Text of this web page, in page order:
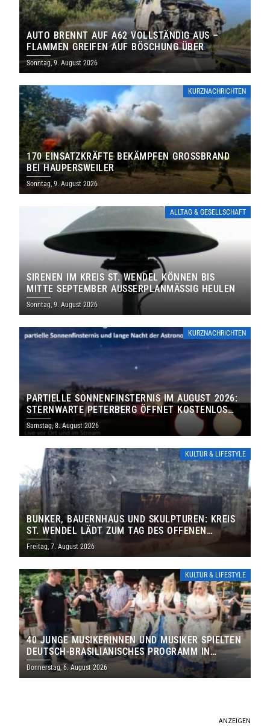
AUTO BRENNT AUF A62 VOLLSTÄNDIG AUS –
FLAMMEN GREIFEN AUF BÖSCHUNG ÜBER
Sonntag, 9. August 2026
KURZNACHRICHTEN
170 EINSATZKRÄFTE BEKÄMPFEN GROSSBRAND B
EI HAUPERSWEILER
Sonntag, 9. August 2026
ALLTAG & GESELLSCHAFT
SIRENEN IM KREIS ST. WENDEL KÖNNEN BIS
MITTE SEPTEMBER AUSSERPLANMÄSSIG HEULEN
Sonntag, 9. August 2026
KURZNACHRICHTEN
PARTIELLE SONNENFINSTERNIS IM AUGUST 2026:
STERNWARTE PETERBERG ÖFFNET KOSTENLOS
IHRE TORE
Samstag, 8. August 2026
KULTUR & LIFESTYLE
BUNKER, BAUERNHAUS UND SKULPTUREN: KREIS
ST. WENDEL LÄDT ZUM TAG DES OFFENEN
DENKMALS EIN
Freitag, 7. August 2026
KULTUR & LIFESTYLE
40 JUNGE MUSIKERINNEN UND MUSIKER SPIELTEN
DEUTSCH-BRASILIANISCHES PROGRAMM IN
THOLEY
Donnerstag, 6. August 2026
ANZEIGEN